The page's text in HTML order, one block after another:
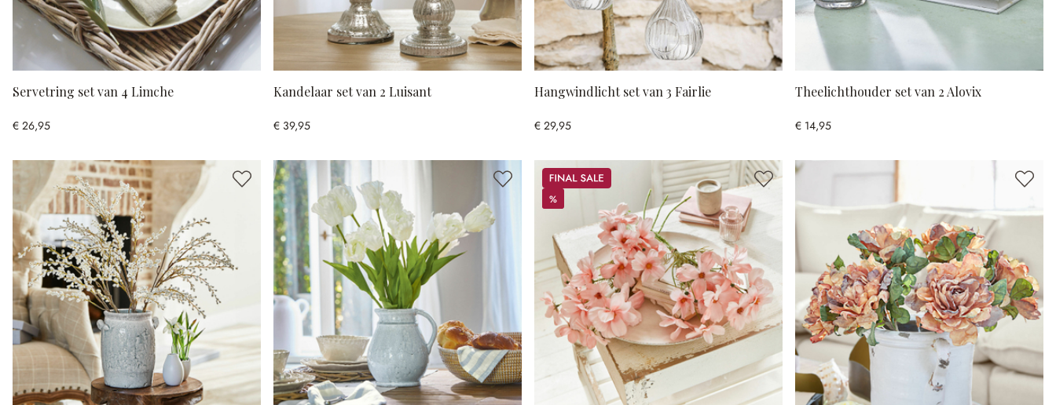
Servetring set van 4 Limche
€ 26,95
Kandelaar set van 2 Luisant
€ 39,95
Hangwindlicht set van 3 Fairlie
€ 29,95
Theelichthouder set van 2 Alovix
€ 14,95
Sale
%
%